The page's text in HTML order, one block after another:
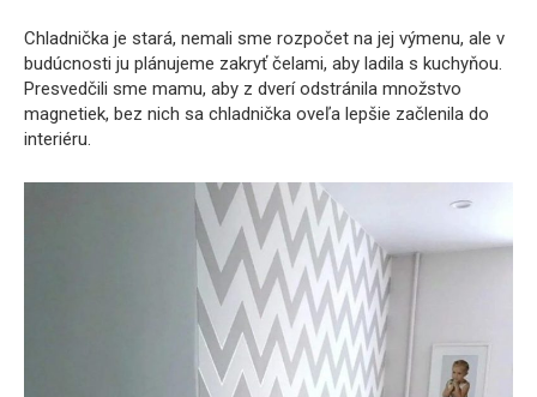
Chladnička je stará, nemali sme rozpočet na jej výmenu, ale v
budúcnosti ju plánujeme zakryť čelami, aby ladila s kuchyňou.
Presvedčili sme mamu, aby z dverí odstránila množstvo
magnetiek, bez nich sa chladnička oveľa lepšie začlenila do
interiéru.